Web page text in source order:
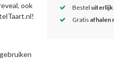
Bestel uiterlijk
Gratis afhalen
ook